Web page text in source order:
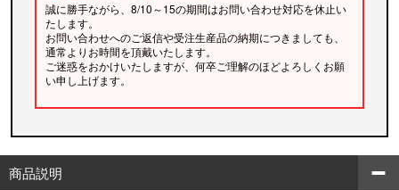
誠に勝手ながら、8/10～15の期間はお問い合わせ対応を休止い
たします。
お問い合わせへのご返信や受注生産品の納期につきましても、
通常よりお時間を頂戴いたします。
ご迷惑をおかけいたしますが、何卒ご理解のほどよろしくお願
い申し上げます。
商品説明